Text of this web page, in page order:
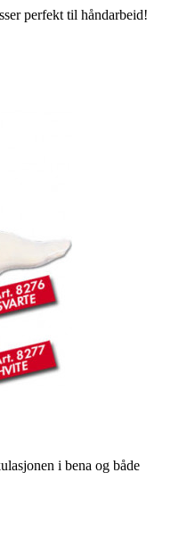
perfekt til håndarbeid!
i bena og både